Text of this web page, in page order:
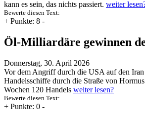
kann es sein, das nichts passiert. weiter
Bewerte diesen Text:
+ Punkte: 8 -
Öl-Milliardäre gewinnen
Donnerstag, 30. April 2026
Vor dem Angriff durch die USA auf den
Handelsschiffe durch die Straße von
Wochen 120 Handels weiter lesen?
Bewerte diesen Text:
+ Punkte: 0 -